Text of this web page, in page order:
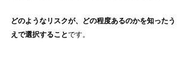
どのようなリスクが、どの程度あるのかを知ったう
えで選択することです。